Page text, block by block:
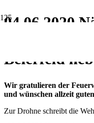
04.06.2020
Beierfeld
Wir gratulieren der
und wünschen allzeit
Zur Drohne schreibt die